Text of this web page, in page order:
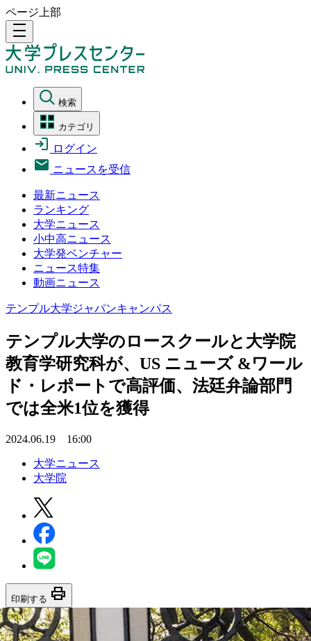
ページ上部
density_medium
検索
カテゴリ
ログイン
ニュースを受信
最新ニュース
ランキング
大学ニュース
小中高ニュース
大学発ベンチャー
ニュース特集
動画ニュース
テンプル大学ジャパンキャンパス
テンプル大学のロースクールと大学院
教育学研究科が、US ニューズ &ワール
ド・レポートで高評価、法廷弁論部門
では全米1位を獲得
2024.06.19 16:00
大学ニュース
大学院
印刷する print